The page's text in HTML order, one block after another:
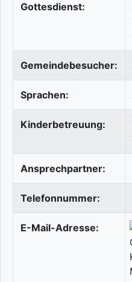
Gottesdienst:
Gemeindebesucher:
Sprachen:
Kinderbetreuung:
Ansprechpartner:
Telefonnummer:
E-Mail-Adresse: